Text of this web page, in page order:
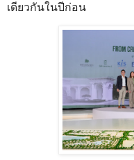
เดียวกันในปีก่อน